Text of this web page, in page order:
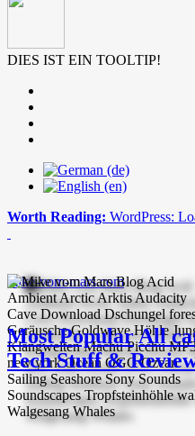
DIES IST EIN TOOLTIP!
Worth Reading: WordPress:
mike-vom-mars.com
Most PopularAll
Tech Stuff &